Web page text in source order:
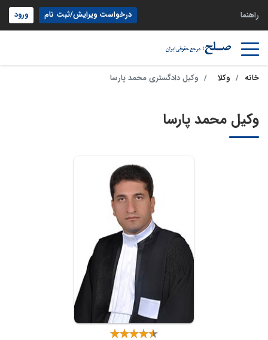
راهنما درخواست ویرایش/ثبت نام ورود
خانه وکلا وکیل دادگستری محمد پارسا
وکیل محمد پارسا